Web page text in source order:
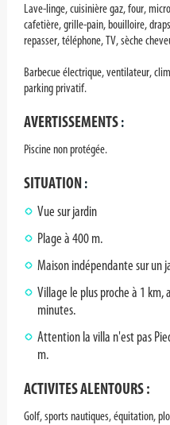
Lave-linge, cuisinière gaz, four,
cafetière, grille-pain, bouilloire,
repasser, téléphone, TV, sèche
Barbecue électrique, ventilateur,
parking privatif.
AVERTISSEMENTS:
Piscine non protégée.
SITUATION:
Vue sur jardin
Plage à 400 m.
Maison indépendante sur un
Village le plus proche à 1
minutes.
Attention la villa n'est pas
m.
ACTIVITES ALENTOURS :
Golf, sports nautiques, équitation,